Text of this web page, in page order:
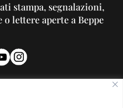
stampa, segnalazioni,
lettere aperte a Beppe
PUBBLICITA'
pubblicità su questo Blog: